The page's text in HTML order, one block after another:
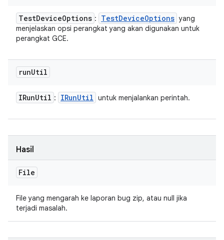
TestDeviceOptions : TestDeviceOptions yang
menjelaskan opsi perangkat yang akan digunakan untuk
perangkat GCE.
runUtil
IRunUtil : IRunUtil untuk menjalankan perintah.
Hasil
File
File yang mengarah ke laporan bug zip, atau null jika
terjadi masalah.